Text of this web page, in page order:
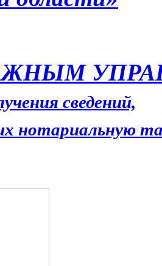
сведений,
нотариальную